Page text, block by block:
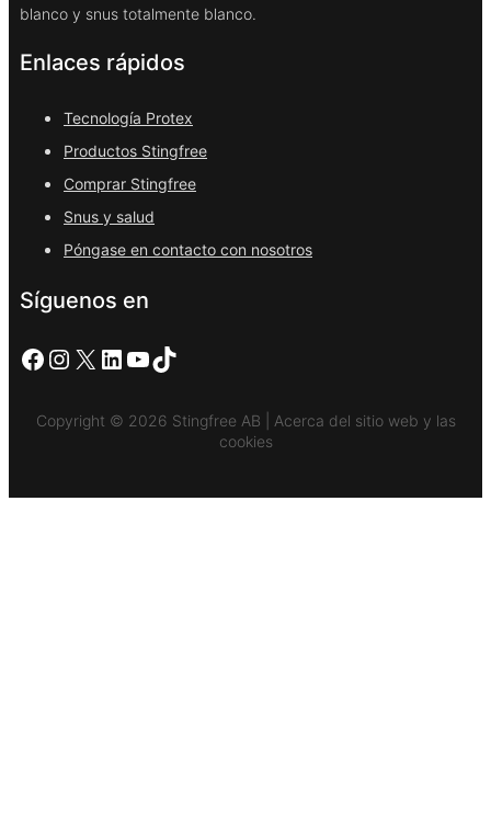
blanco y snus totalmente blanco.
Enlaces rápidos
Tecnología Protex
Productos Stingfree
Comprar Stingfree
Snus y salud
Póngase en contacto con nosotros
Síguenos en
Facebook
Instagram
X LinkedIn
YouTube
TikTok
Copyright © 2026 Stingfree AB | Acerca del sitio web y las
cookies